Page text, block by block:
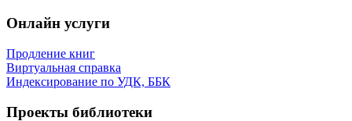
Онлайн услуги
Продление книг
Виртуальная справка
Индексирование по УДК, ББК
Проекты библиотеки